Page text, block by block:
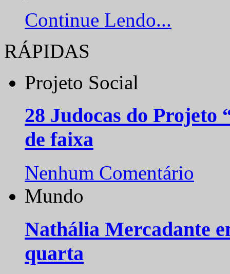
Continue Lendo...
RÁPIDAS
Projeto Social
28 Judocas do
de faixa
Nenhum Comentário
Mundo
Nathália Mercadante
quarta